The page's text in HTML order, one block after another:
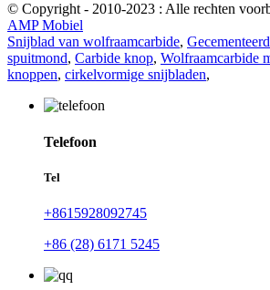
© Copyright - 2010-2023 : Alle rechten
AMP Mobiel
Snijblad van wolfraamcarbide,
spuitmond, Carbide knop, Wolfraamcarbide
knoppen, cirkelvormige snijbladen,
Telefoon
Tel
+8615928092745
+86 (28) 6171 5245